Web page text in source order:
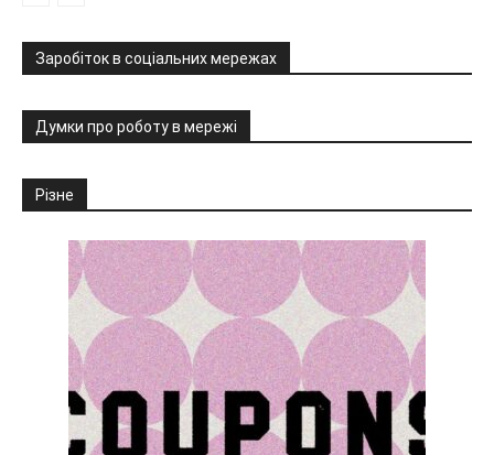
Заробіток в соціальних мережах
Думки про роботу в мережі
Різне